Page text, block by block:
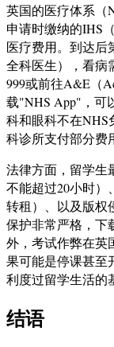
英国的医疗体系
申请时缴纳的IHS
医疗费用。到达后
全科医生），看病
999或前往A&E（
载"NHS App"，可
科和眼科不在NHS
科诊所支付部分费
法律方面，留学生
不能超过20小时）
转租）、以及版权
保护非常严格，下
外，考试作弊在英
果可能是停课甚至
利度过留学生活的
结语